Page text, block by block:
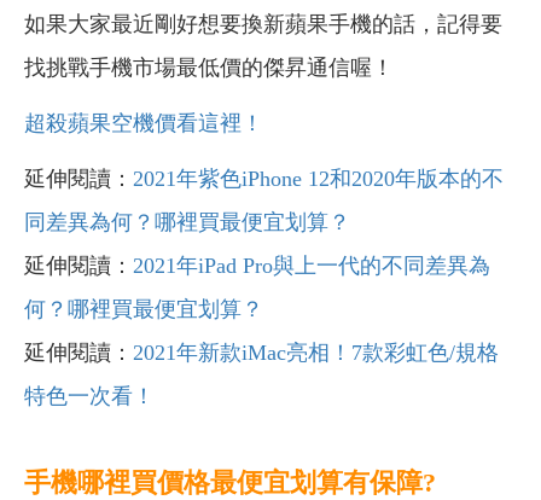
如果大家最近剛好想要換新蘋果手機的話，記得要
找挑戰手機市場最低價的傑昇通信喔！
超殺蘋果空機價看這裡！
延伸閱讀： 2021年紫色iPhone 12和2020年版本的不
同差異為何？哪裡買最便宜划算？
延伸閱讀： 2021年iPad Pro與上一代的不同差異為
何？哪裡買最便宜划算？
延伸閱讀： 2021年新款iMac亮相！7款彩虹色/規格
特色一次看！
手機哪裡買價格最便宜划算有保障?